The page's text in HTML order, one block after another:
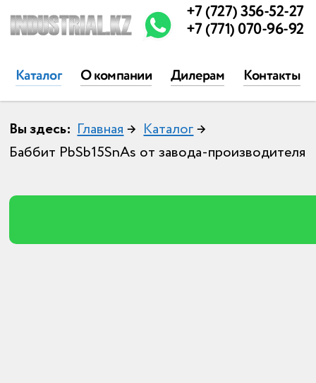
Каталог О компании Дилерам Контакты
+7 (727) 356-52-27
+7 (771) 070-96-92
Вы здесь: Главная → Каталог→
Баббит PbSb15SnAs от завода-производителя